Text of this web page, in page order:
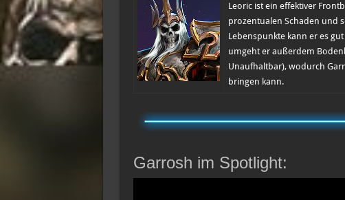
Leoric ist ein effektiver
prozentualen Schaden und
Lebenspunkte kann er es
umgeht er außerdem
Unaufhaltbar), wodurch
bringen kann.
Garrosh im Spotlight: